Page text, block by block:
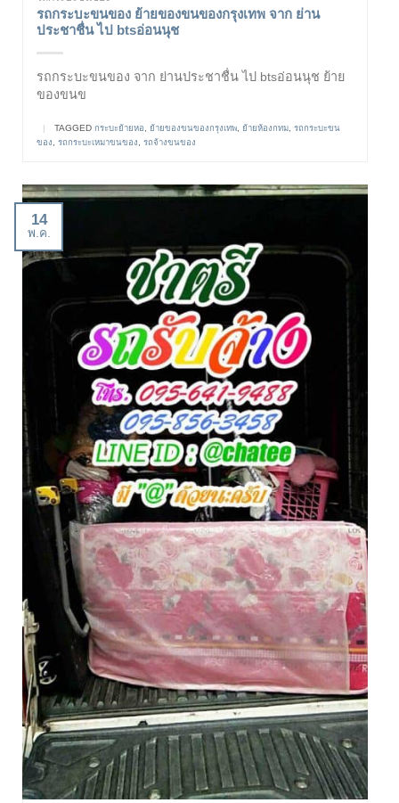
รถกระบะขนของ ย้ายของขนของกรุงเทพ จาก ย่าน
ประชาชื่น ไป btsอ่อนนุช
รถกระบะขนของ จาก ย่านประชาชื่น ไป btsอ่อนนุช ย้าย
ของขนข
| TAGGED กระบะย้ายหอ ย้ายของขนของกรุงเทพ ย้ายห้องกทม รถกระบะขน
ของ
รถกระบะเหมาขนของ รถจ้างขนของ
14
พ.ค.